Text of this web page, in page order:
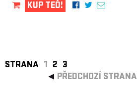
KUP TEĎ!
STRANA 1 2 3
PŘEDCHOZÍ STRANA